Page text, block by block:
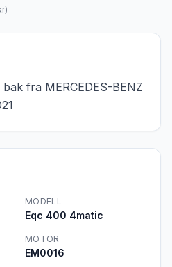
fra MERCEDES-BENZ
MODELL
Eqc 400 4matic
MOTOR
EM0016